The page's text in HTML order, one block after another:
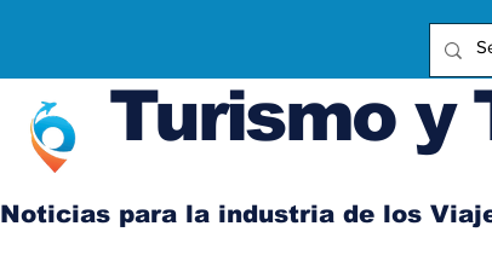
Turismo y
Noticias para la industria de los